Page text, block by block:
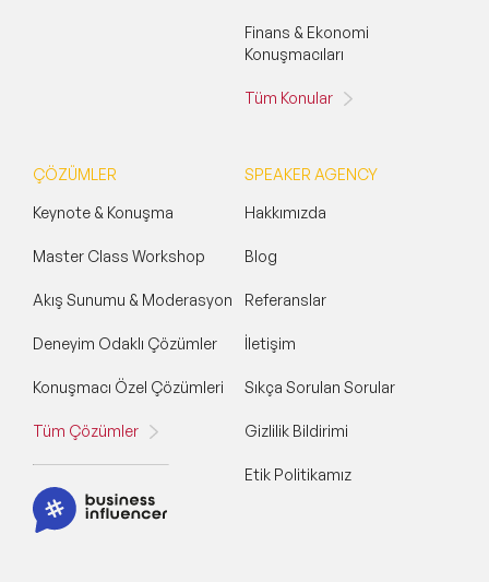
Finans & Ekonomi
Konuşmacıları
Tüm Konular
ÇÖZÜMLER
Keynote & Konuşma
Master Class Workshop
Akış Sunumu & Moderasyon
Deneyim Odaklı Çözümler
Konuşmacı Özel Çözümleri
Tüm Çözümler
SPEAKER AGENCY
Hakkımızda
Blog
Referanslar
İletişim
Sıkça Sorulan Sorular
Gizlilik Bildirimi
Etik Politikamız